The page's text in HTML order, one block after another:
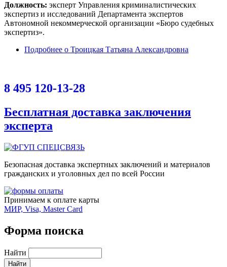
Должность: эксперт Управления криминалистических
экспертиз и исследований Департамента экспертов
Автономной некоммерческой организации «Бюро судебных
экспертиз».
Подробнее о Троицкая Татьяна Александровна
8 495 120-13-28
Бесплатная доставка заключения
эксперта
Безопасная доставка экспертных заключений и материалов
гражданских и уголовных дел по всей России
Принимаем к оплате карты
МИР, Visa, Master Card
Форма поиска
Найти